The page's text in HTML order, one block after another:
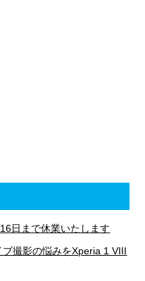
日まで休業いたします
撮影の悩みをXperia 1 VIII